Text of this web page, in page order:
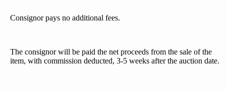
Consignor pays no additional fees.
The consignor will be paid the net proceeds from the sale of the
item, with commission deducted, 3-5 weeks after the auction date.